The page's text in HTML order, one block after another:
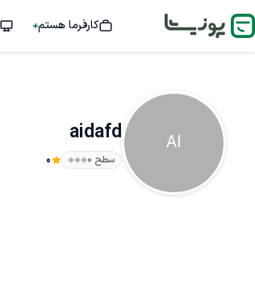
کارفرما هستم
AI
aidafd
سطح ۰ 0